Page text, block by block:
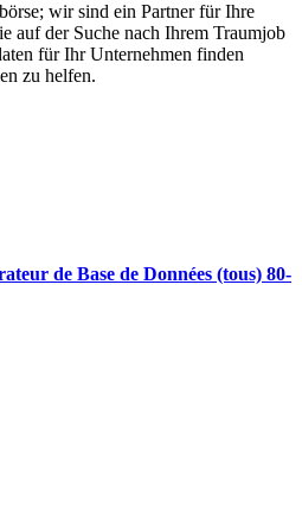
wir sind ein Partner für Ihre
auf der Suche nach Ihrem Traumjob
für Ihr Unternehmen finden
zu helfen.
de Base de Données (tous) 80-